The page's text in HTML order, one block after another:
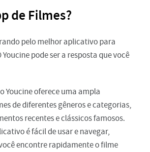
de Filmes?
pelo melhor aplicativo para
Youcine pode ser a resposta que você
Youcine oferece uma ampla
de diferentes gêneros e categorias,
recentes e clássicos famosos.
é fácil de usar e navegar,
encontre rapidamente o filme